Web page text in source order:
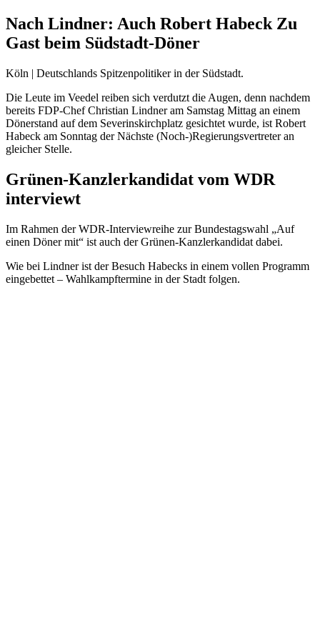
Nach Lindner: Auch Robert Habeck Zu
Gast beim Südstadt-Döner
Köln | Deutschlands Spitzenpolitiker in der Südstadt.
Die Leute im Veedel reiben sich verdutzt die Augen, denn nachdem
bereits FDP-Chef Christian Lindner am Samstag Mittag an einem
Dönerstand auf dem Severinskirchplatz gesichtet wurde, ist Robert
Habeck am Sonntag der Nächste (Noch-)Regierungsvertreter an
gleicher Stelle.
Grünen-Kanzlerkandidat vom WDR
interviewt
Im Rahmen der WDR-Interviewreihe zur Bundestagswahl „Auf
einen Döner mit“ ist auch der Grünen-Kanzlerkandidat dabei.
Wie bei Lindner ist der Besuch Habecks in einem vollen Programm
eingebettet – Wahlkampftermine in der Stadt folgen.